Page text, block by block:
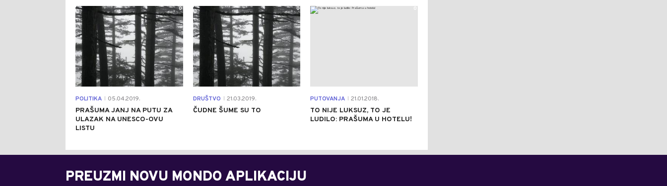
POLITIKA 05.04.2019.
PRAŠUMA JANJ NA PUTU ZA
ULAZAK NA UNESCO-OVU
LISTU
0
DRUŠTVO 21.03.2019.
ČUDNE ŠUME SU TO
0
PUTOVANJA 21.01.2018.
TO NIJE LUKSUZ, TO JE
LUDILO: PRAŠUMA U HOTELU!
0
PREUZMI NOVU MONDO APLIKACIJU